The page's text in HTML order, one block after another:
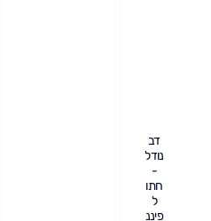
דב
נודל
-
חתו
ל
פיננ